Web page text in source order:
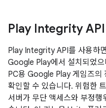
Play Integrity API
Play Integrity API를 사용하
Google Play에서 설치되었
PC용 Google Play 게임즈의
확인할 수 있습니다. 위험한
서버가 무단 액세스와 부정